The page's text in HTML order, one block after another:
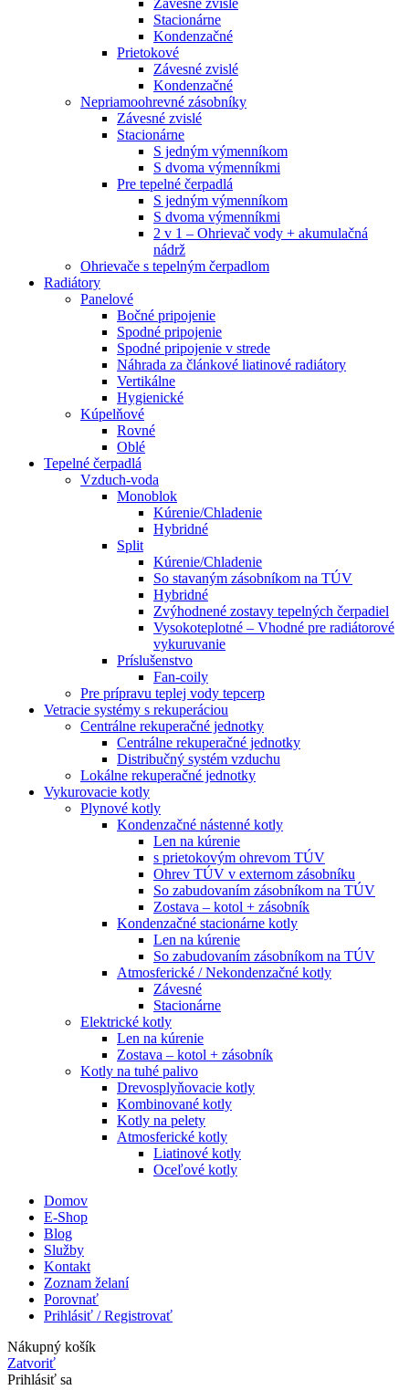
Závesné zvislé
Stacionárne
Kondenzačné
Prietokové
Závesné zvislé
Kondenzačné
Nepriamoohrevné zásobníky
Závesné zvislé
Stacionárne
S jedným výmenníkom
S dvoma výmenníkmi
Pre tepelné čerpadlá
S jedným výmenníkom
S dvoma výmenníkmi
2 v 1 – Ohrievač vody + akumulačná
nádrž
Ohrievače s tepelným čerpadlom
Radiátory
Panelové
Bočné pripojenie
Spodné pripojenie
Spodné pripojenie v strede
Náhrada za článkové liatinové radiátory
Vertikálne
Hygienické
Kúpelňové
Rovné
Oblé
Tepelné čerpadlá
Vzduch-voda
Monoblok
Kúrenie/Chladenie
Hybridné
Split
Kúrenie/Chladenie
So stavaným zásobníkom na TÚV
Hybridné
Zvýhodnené zostavy tepelných čerpadiel
Vysokoteplotné – Vhodné pre radiátorové
vykuruvanie
Príslušenstvo
Fan-coily
Pre prípravu teplej vody tepcerp
Vetracie systémy s rekuperáciou
Centrálne rekuperačné jednotky
Centrálne rekuperačné jednotky
Distribučný systém vzduchu
Lokálne rekuperačné jednotky
Vykurovacie kotly
Plynové kotly
Kondenzačné nástenné kotly
Len na kúrenie
s prietokovým ohrevom TÚV
Ohrev TÚV v externom zásobníku
So zabudovaním zásobníkom na TÚV
Zostava – kotol + zásobník
Kondenzačné stacionárne kotly
Len na kúrenie
So zabudovaním zásobníkom na TÚV
Atmosferické / Nekondenzačné kotly
Závesné
Stacionárne
Elektrické kotly
Len na kúrenie
Zostava – kotol + zásobník
Kotly na tuhé palivo
Drevosplyňovacie kotly
Kombinované kotly
Kotly na pelety
Atmosferické kotly
Liatinové kotly
Oceľové kotly
Domov
E-Shop
Blog
Služby
Kontakt
Zoznam želaní
Porovnať
Prihlásiť / Registrovať
Nákupný košík
Zatvoriť
Prihlásiť sa